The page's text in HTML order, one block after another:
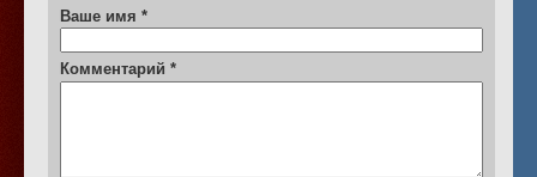
Ваше имя *
Комментарий *